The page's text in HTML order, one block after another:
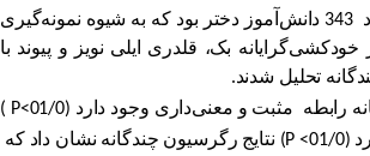
بودند که در سال تحصیلی 400 - 1399 مشغول به تحصیل بودند. نمونه مورد مطالعه تعداد 343 دانش‌آموز دختر بود که به شیوه نمونه‌گیری
بک‌‌، قلدری ایلی نویز و پیوند با
تحلیل شدند.
مثبت و معنی‌‌داری وجود دارد (01/0> P
)
0>
P) نتایج رگرسیون چندگانه نشان داد که